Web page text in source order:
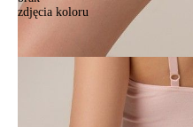
zdjęcia koloru
Majtki damskie CE LACE
Majtki damskie CE LACE
62,90 zł